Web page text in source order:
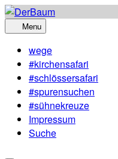
Skip
to
Menu
wege
#kirchensafari
#schlössersafari
#spurensuchen
#sühnekreuze
Impressum
Suche